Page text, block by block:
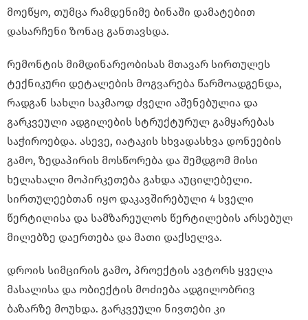
მოეწყო, თუმცა რამდენიმე ბინაში დამატებით
დასარჩენი ზონაც განთავსდა.
რემონტის მიმდინარეობისას მთავარ სირთულეს
ტექნიკური დეტალების მოგვარება წარმოადგენდა,
რადგან სახლი საკმაოდ ძველი აშენებულია და
გარკვეული ადგილების სტრუქტურულ გამყარებას
საჭიროებდა. ასევე, იატაკის სხვადასხვა დონეების
გამო, ზედაპირის მოსწორება და შემდგომ მისი
ხელახალი მოპირკეთება გახდა აუცილებელი.
სირთულეებთან იყო დაკავშირებული 4 სველი
წერტილისა და სამზარეულოს წერტილების არსებულ
მილებზე დაერთება და მათი დაქსელვა.
დროის სიმცირის გამო, პროექტის ავტორს ყველა
მასალისა და ობიექტის მოძიება ადგილობრივ
ბაზარზე მოუხდა. გარკვეული ნივთები კი